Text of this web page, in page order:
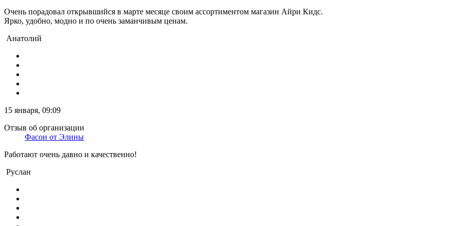
Очень порадовал открывшийся в марте месяце своим ассортиментом магазин Айри Кидс.
Ярко, удобно, модно и по очень заманчивым ценам.
Анатолий
15 января, 09:09
Отзыв об организации
Фасон от Элины
Работают очень давно и качественно!
Руслан